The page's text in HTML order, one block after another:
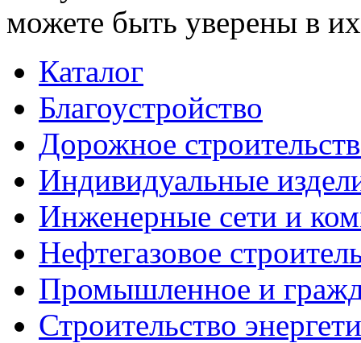
можете быть уверены в их
Каталог
Благоустройство
Дорожное
Индивидуальные
Инженерные сети и
Нефтегазовое
Промышленное и
Строительство